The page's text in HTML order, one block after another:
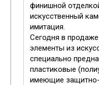
финишной
искусственный
имитация.
Сегодня в
элементы из
специально
пластиковые
имеющие защитно-